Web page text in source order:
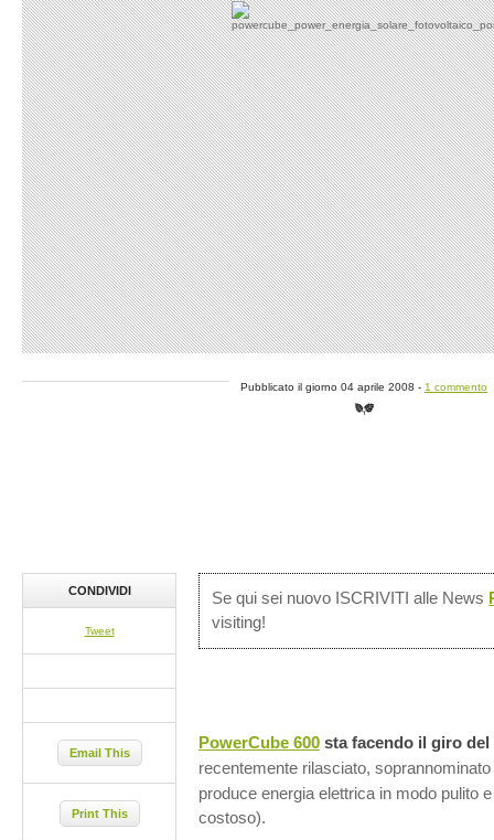
Pubblicato il giorno 04 aprile 2008 - 1 commento
Se qui sei nuovo ISCRIVITI alle News
visiting!
PowerCube 600 sta facendo il giro
recentemente rilasciato, soprannominato
produce energia elettrica in modo pulito
costoso).
CONDIVIDI
Tweet
Email This
Print This